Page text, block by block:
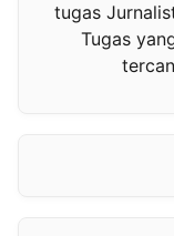
tugas
Tugas